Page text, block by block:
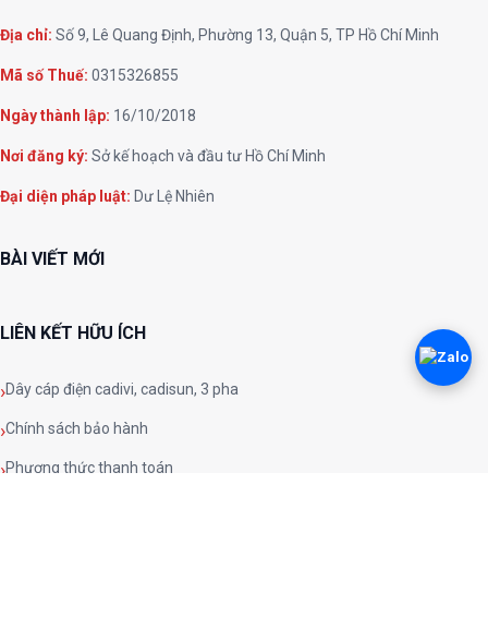
Địa chỉ: Số 9, Lê Quang Định, Phường 13, Quận 5, TP Hồ Chí Minh
Mã số Thuế: 0315326855
Ngày thành lập: 16/10/2018
Nơi đăng ký: Sở kế hoạch và đầu tư Hồ Chí Minh
Đại diện pháp luật: Dư Lệ Nhiên
BÀI VIẾT MỚI
LIÊN KẾT HỮU ÍCH
Dây cáp điện cadivi, cadisun, 3 pha
Chính sách bảo hành
Phương thức thanh toán